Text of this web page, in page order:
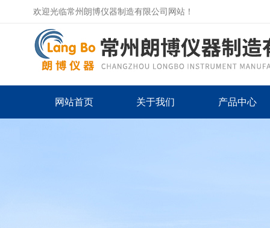
欢迎光临常州朗博仪器制造有限公司网站！
网站首页 关于我们 产品中心